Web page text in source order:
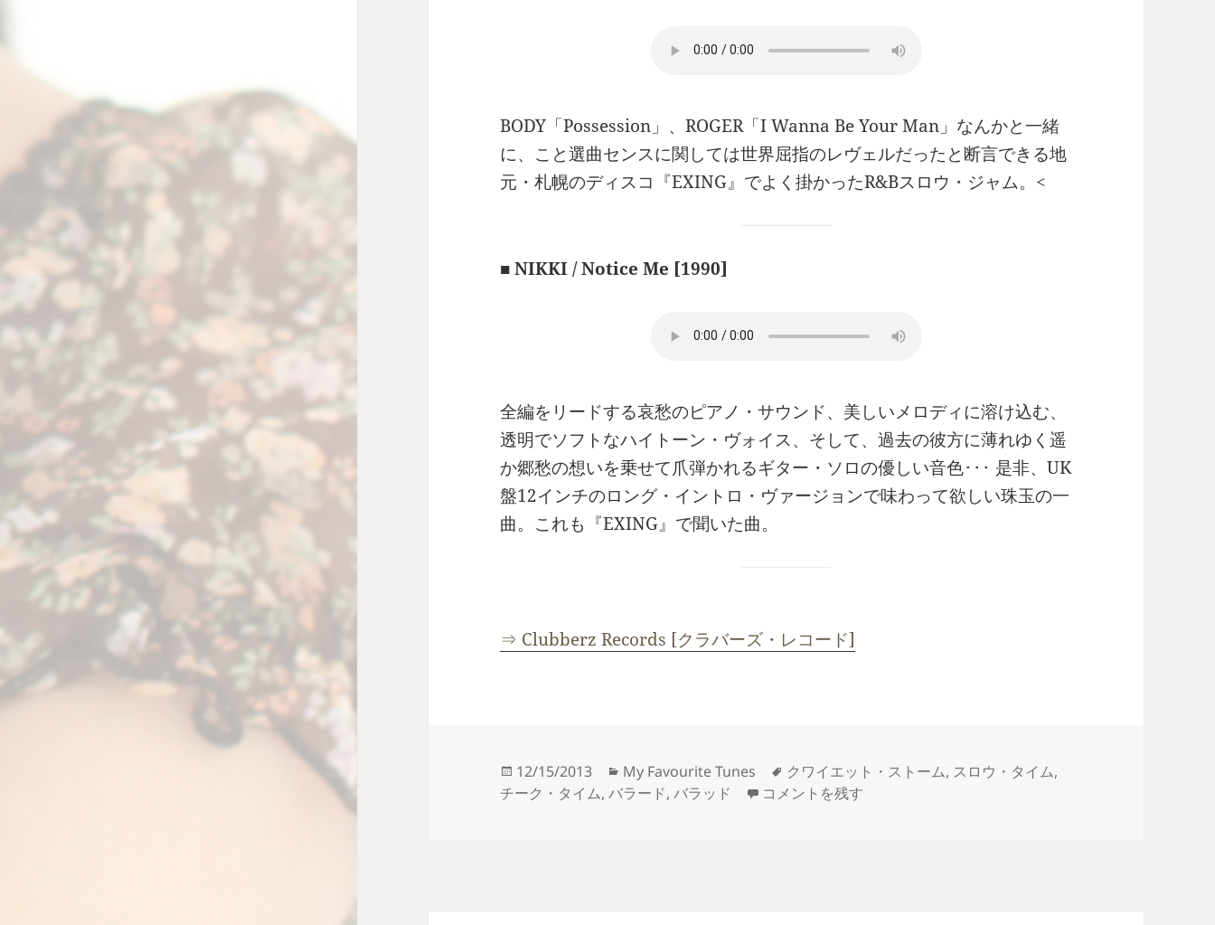
BODY「Possession」、ROGER「I Wanna Be Your Man」なんかと一緒
に、こと選曲センスに関しては世界屈指のレヴェルだったと断言できる地
元・札幌のディスコ『EXING』でよく掛かったR&Bスロウ・ジャム。<
■ NIKKI / Notice Me [1990]
全編をリードする哀愁のピアノ・サウンド、美しいメロディに溶け込む、
透明でソフトなハイトーン・ヴォイス、そして、過去の彼方に薄れゆく遥
か郷愁の想いを乗せて爪弾かれるギター・ソロの優しい音色･･･ 是非、UK
盤12インチのロング・イントロ・ヴァージョンで味わって欲しい珠玉の一
曲。これも『EXING』で聞いた曲。
⇒ Clubberz Records [クラバーズ・レコード]
投
稿
12/15/2013
カ
テ
My Favourite Tunes
タ
グ
クワイエット・ストーム, スロウ・タイム,
チーク・タイム,バラード,バラッド Nice ‘N’ Slow に
コメントを残す